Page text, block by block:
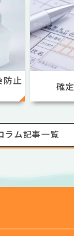
防止
確
ラム記事一覧